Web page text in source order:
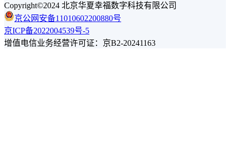
Copyright©2024 北京华夏幸福数字科技有限公司
京公网安备11010602200880号
京ICP备2022004539号-5
增值电信业务经营许可证：京B2-20241163